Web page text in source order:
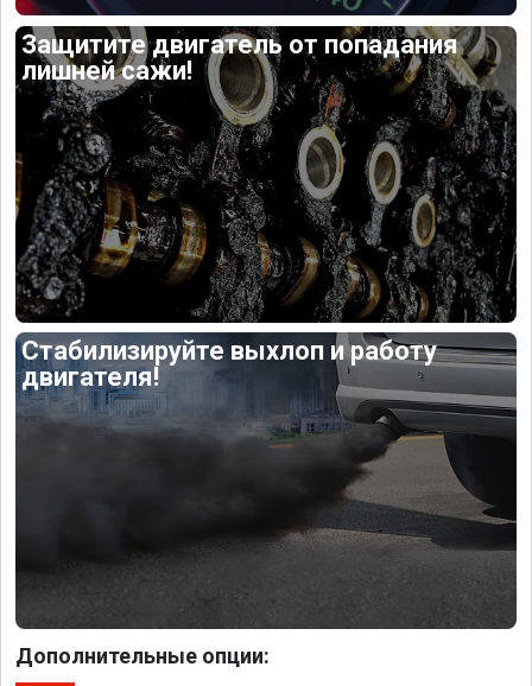
Защитите двигатель от попадания
лишней сажи!
Стабилизируйте выхлоп и работу
двигателя!
Дополнительные опции: